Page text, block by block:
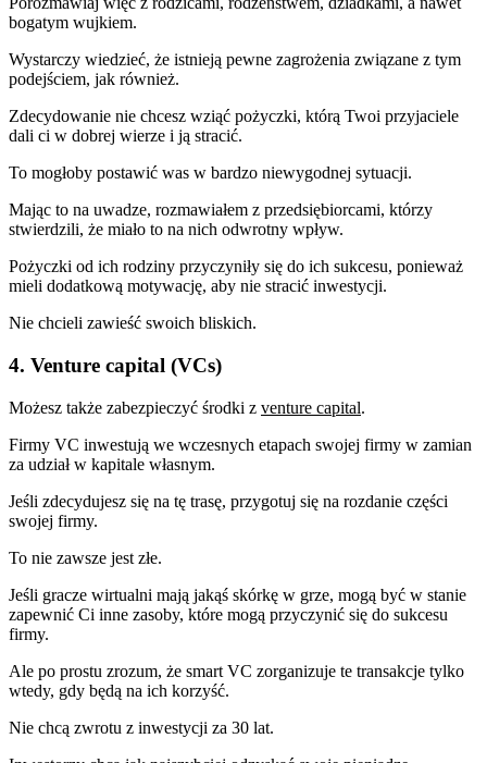
bogatym wujkiem.
Wystarczy wiedzieć, że istnieją pewne zagrożenia związane z tym
podejściem, jak również.
Zdecydowanie nie chcesz wziąć pożyczki, którą Twoi przyjaciele
dali ci w dobrej wierze i ją stracić.
To mogłoby postawić was w bardzo niewygodnej sytuacji.
Mając to na uwadze, rozmawiałem z przedsiębiorcami, którzy
stwierdzili, że miało to na nich odwrotny wpływ.
Pożyczki od ich rodziny przyczyniły się do ich sukcesu, ponieważ
mieli dodatkową motywację, aby nie stracić inwestycji.
Nie chcieli zawieść swoich bliskich.
4. Venture capital (VCs)
Możesz także zabezpieczyć środki z venture capital.
Firmy VC inwestują we wczesnych etapach swojej firmy w zamian
za udział w kapitale własnym.
Jeśli zdecydujesz się na tę trasę, przygotuj się na rozdanie części
swojej firmy.
To nie zawsze jest złe.
Jeśli gracze wirtualni mają jakąś skórkę w grze, mogą być w stanie
zapewnić Ci inne zasoby, które mogą przyczynić się do sukcesu
firmy.
Ale po prostu zrozum, że smart VC zorganizuje te transakcje tylko
wtedy, gdy będą na ich korzyść.
Nie chcą zwrotu z inwestycji za 30 lat.